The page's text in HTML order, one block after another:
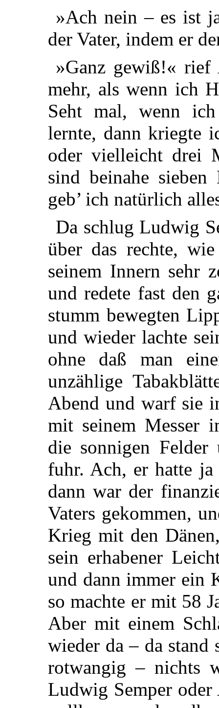
»Ach nein – es ist
der Vater, indem er
»Ganz gewiß!« rief
mehr, als wenn ich
Seht mal, wenn
lernte, dann kriegte
oder vielleicht drei
sind beinahe
geb’ ich natürlich
Da schlug Ludwig
über das rechte,
seinem Innern sehr
und redete fast den
stumm bewegten
und wieder lachte
ohne daß man
unzählige
Abend und warf sie
mit seinem Messer
die sonnigen Felder
fuhr. Ach, er hatte ja
dann war der
Vaters gekommen,
Krieg mit den
sein erhabener
und dann immer ein
so machte er mit 58
Aber mit einem
wieder da – da
rotwangig – nichts
Ludwig Semper oder